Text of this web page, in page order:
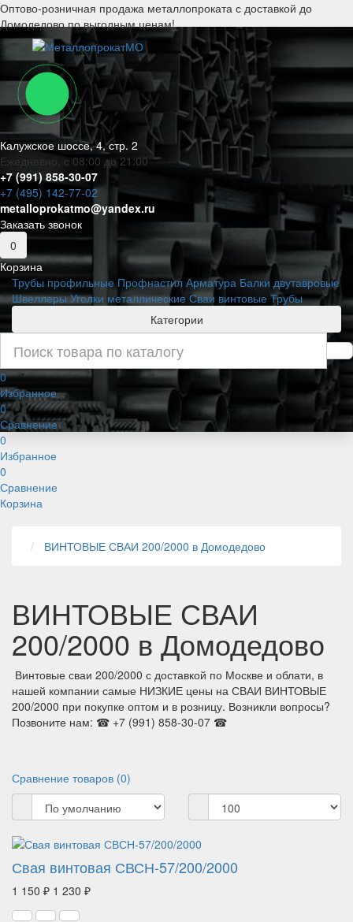
Оптово-розничная продажа металлопроката с доставкой до
Домодедово по выгодным ценам!
Калужское шоссе, 4, стр. 2
Ежедневно, с 08:00 до 21:00
+7 (991) 858-30-07
+7 (495) 142-77-02
metalloprokatmo@yandex.ru
Заказать звонок
0
Корзина
Трубы профильные Профнастил Арматура Балки двутавровые
Швеллеры Уголки металлические Сваи винтовые Трубы
Категории
0
Избранное
0
Сравнение
0
Избранное
0
Сравнение
Корзина
ВИНТОВЫЕ СВАИ 200/2000 в Домодедово
ВИНТОВЫЕ СВАИ
200/2000 в Домодедово
Винтовые сваи 200/2000 с доставкой по Москве и облати, в
нашей компании самые НИЗКИЕ цены на СВАИ ВИНТОВЫЕ
200/2000 при покупке оптом и в розницу. Возникли вопросы?
Позвоните нам: ☎ +7 (991) 858-30-07 ☎
Сравнение товаров (0)
Свая винтовая СВСН-57/200/2000
1 150 ₽ 1 230 ₽